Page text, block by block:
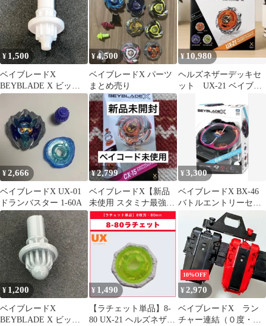
¥ 1,500
ベイブレードX
BEYBLADE X ビット/
¥4,500
ベイブレードX パーツ
まとめ売り
¥10,980
ヘルズネザーデッキセ
ット UX-21 ベイブレ
¥2,666
ベイブレードX UX-01
ドランバスター 1-60A
¥2,799
ベイブレードX【新品
未使用 スタミナ最強】
ラグナレイジ5-70 Y
¥3,300
ベイブレードX BX-46
バトルエントリーセッ
ト∞ コバルトドレイ
ク 未使用
¥ 1,200
ベイブレードX
BEYBLADE X ビット/B
¥ 1,490
【ラチェット単品】8-
80 UX-21 ヘルズネザー
10%OFF
¥2,970
ベイブレードX ラン
チャー連結（０度・１